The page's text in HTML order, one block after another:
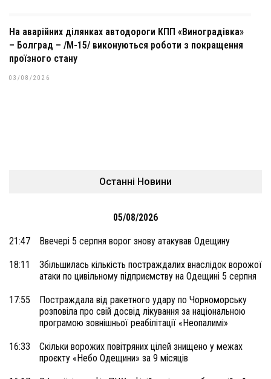
На аварійних ділянках автодороги КПП «Виноградівка»
– Болград – /М-15/ виконуються роботи з покращення
проїзного стану
03/08/2026
Останні Новини
05/08/2026
21:47 Ввечері 5 серпня ворог знову атакував Одещину
18:11
Збільшилась кількість постраждалих внаслідок ворожої
атаки по цивільному підприємству на Одещині 5 серпня
17:55
Постраждала від ракетного удару по Чорноморську
розповіла про свій досвід лікування за національною
програмою зовнішньої реабілітації «Неопалимі»
16:33
Скільки ворожих повітряних цілей знищено у межах
проєкту «Небо Одещини» за 9 місяців